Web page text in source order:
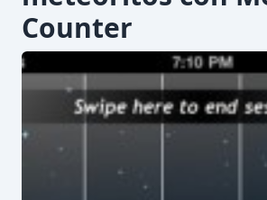
Counter